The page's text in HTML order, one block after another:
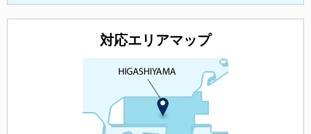
対応エリアマップ